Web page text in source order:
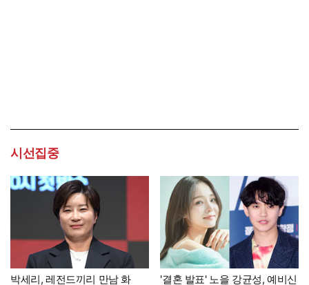
시선집중
박세리, 레전드끼리 만남 화 '결혼 발표' 노을 강균성, 예비신